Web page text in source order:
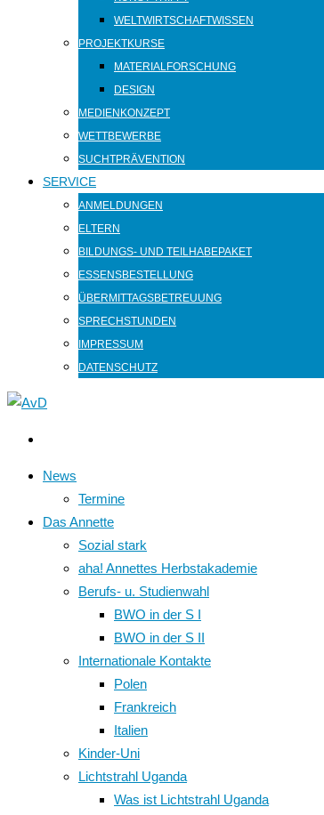
WELTWIRTSCHAFTWISSEN
PROJEKTKURSE
MATERIALFORSCHUNG
DESIGN
MEDIENKONZEPT
WETTBEWERBE
SUCHTPRÄVENTION
SERVICE
ANMELDUNGEN
ELTERN
BILDUNGS- UND TEILHABEPAKET
ESSENSBESTELLUNG
ÜBERMITTAGSBETREUUNG
SPRECHSTUNDEN
IMPRESSUM
DATENSCHUTZ
News
Termine
Das Annette
Sozial stark
aha! Annettes Herbstakademie
Berufs- u. Studienwahl
BWO in der S I
BWO in der S II
Internationale Kontakte
Polen
Frankreich
Italien
Kinder-Uni
Lichtstrahl Uganda
Was ist Lichtstrahl Uganda